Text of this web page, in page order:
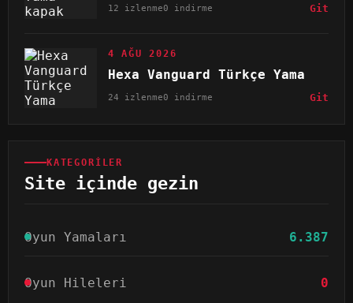
12 izlenme0 indirme Git
4 AĞU 2026
Hexa Vanguard Türkçe Yama
24 izlenme0 indirme Git
KATEGORILER
Site içinde gezin
Oyun Yamaları 6.387
Oyun Hileleri 0